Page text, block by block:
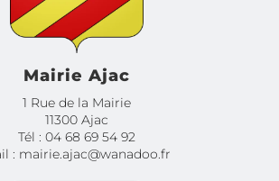
Mairie Ajac
1 Rue de la Mairie
11300 Ajac
Tél : 04 68 69 54 92
: mairie.ajac@wanadoo.fr